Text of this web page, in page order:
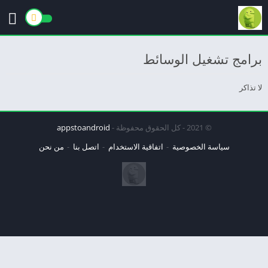
برامج تشغيل الوسائط
لا تذاكر
© 2021 - كل الحقوق محفوظة -
appstoandroid
سياسة الخصوصية
اتفاقية الاستخدام اتصل بنا من نحن